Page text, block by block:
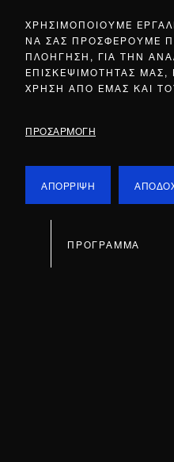
ΧΡΗΣΙΜΟΠΟΙΟΥΜΕ
ΝΑ ΣΑΣ ΠΡΟΣΦΕΡΟΥΜΕ
ΠΛΟΗΓΗΣΗ, ΓΙΑ ΤΗΝ
ΕΠΙΣΚΕΨΙΜΟΤΗΤΑΣ ΜΑΣ,
ΧΡΗΣΗ ΑΠΟ ΕΜΑΣ ΚΑΙ
ΠΡΟΣΑΡΜΟΓΗ
ΑΠΟΡΡΙΨΗ
ΠΡΟΓΡΑΜΜΑ